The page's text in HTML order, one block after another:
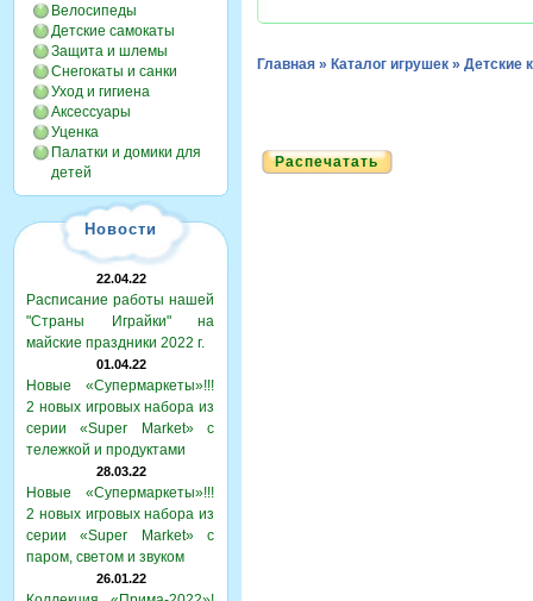
Велосипеды
Детские самокаты
Защита и шлемы
Снегокаты и санки
Уход и гигиена
Аксессуары
Уценка
Палатки и домики для
детей
Новости
22.04.22
Расписание работы нашей
"Страны Играйки" на
майские праздники 2022 г.
01.04.22
Новые «Супермаркеты»!!!
2 новых игровых набора из
серии «Super Market» с
тележкой и продуктами
28.03.22
Новые «Супермаркеты»!!!
2 новых игровых набора из
серии «Super Market» с
паром, светом и звуком
26.01.22
Главная » Каталог игрушек » Детские
Распечатать